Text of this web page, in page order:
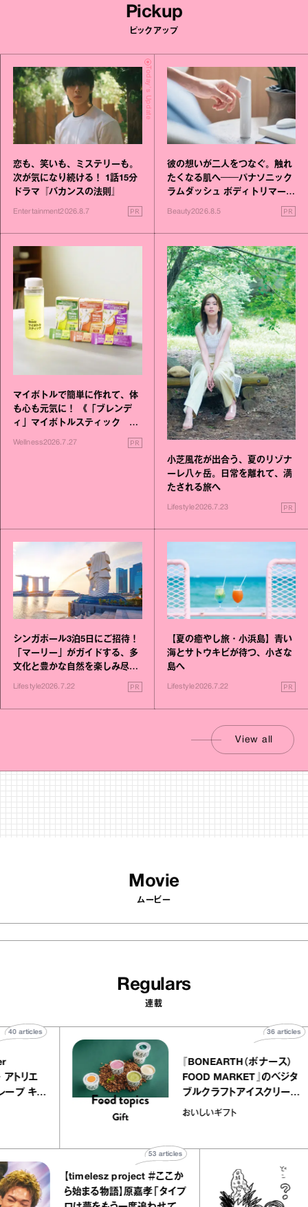
Pickup
ピックアップ
Today's Update
恋も、笑いも、ミステリーも。
次が気になり続ける！ 1話15分
ドラマ『バカンスの法則』
Entertainment2026.8.7 PR
彼の想いが二人をつなぐ。触れ
たくなる肌へ──パナソニック
ラムダッシュ ボディトリマーが
Beauty2026.8.5 PR
マイボトルで簡単に作れて、体
も心も元気に！ 《「ブレンデ
ィ」マイボトルスティック い
いこと毎日》シリーズが誕生
Wellness2026.7.27 PR
小芝風花が出合う、夏のリゾナ
ーレ八ヶ岳。日常を離れて、満
たされる旅へ
Lifestyle2026.7.23 PR
シンガポール3泊5日にご招待！
「マーリー」がガイドする、多
文化と豊かな自然を楽しみ尽く
す旅
Lifestyle2026.7.22 PR
【夏の癒やし旅・小浜島】青い
海とサトウキビが待つ、小さな
島へ
Lifestyle2026.7.22 PR
View all
Movie
ムービー
Regulars
連載
ー アトリエ
クレープ キャ
40articles
『BONEARTH（ボナース
FOOD MARKET』のベ
ブルクラフトアイスクリ
｜真野知子の「おいし
おいしいギフト
36
【timelesz project ＃ここか
ら始まる物語】原嘉孝「タイプ
articles